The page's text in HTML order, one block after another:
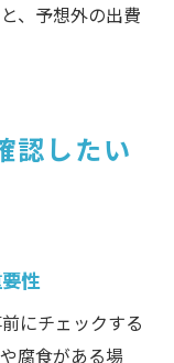
、予想外の出費
認したい
性
にチェックする
腐食がある場